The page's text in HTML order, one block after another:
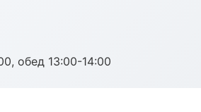
обед 13:00-14:00